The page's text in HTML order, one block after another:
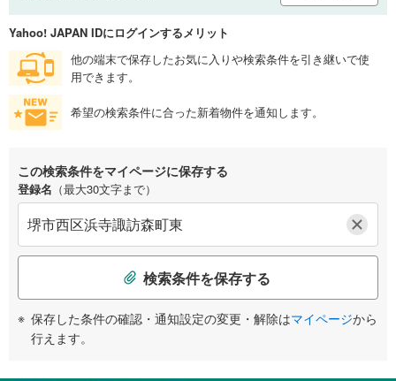
Yahoo! JAPAN IDにログインするメリット
他の端末で保存したお気に入りや検索条件を引き継いで使
用できます。
希望の検索条件に合った新着物件を通知します。
この検索条件をマイページに保存する
登録名 （最大30文字まで）
検索条件を保存する
保存した条件の確認・通知設定の変更・解除はマイページから
行えます。